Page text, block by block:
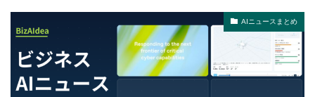
AIニュースまとめ